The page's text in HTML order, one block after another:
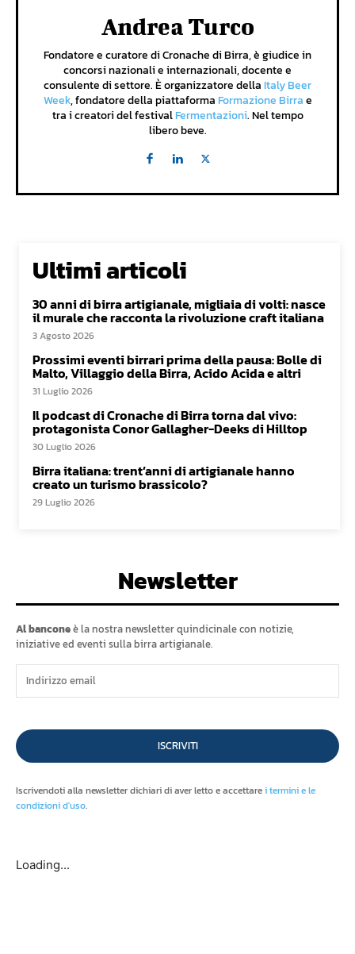
Andrea Turco
Fondatore e curatore di Cronache di Birra, è giudice in
concorsi nazionali e internazionali, docente e
consulente di settore. È organizzatore della Italy Beer
Week, fondatore della piattaforma Formazione Birrae
tra i creatori del festivalFermentazioni. Nel tempo
libero beve.
Ultimi articoli
30 anni di birra artigianale, migliaia di volti: nasce
il murale che racconta la rivoluzione craft italiana
3 Agosto 2026
Prossimi eventi birrari prima della pausa: Bolle di
Malto, Villaggio della Birra, Acido Acida e altri
31 Luglio 2026
Il podcast di Cronache di Birra torna dal vivo:
protagonista Conor Gallagher-Deeks di Hilltop
30 Luglio 2026
Birra italiana: trent’anni di artigianale hanno
creato un turismo brassicolo?
29 Luglio 2026
Newsletter
Al banconeè la nostra newsletter quindicinale con notizie,
iniziative ed eventi sulla birra artigianale.
ISCRIVITI
Iscrivendoti alla newsletter dichiari di aver letto e accettarei termini e le
condizioni d'uso.
Loading...